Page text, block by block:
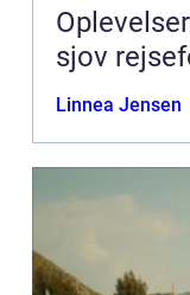
sjov
Linnea Jensen